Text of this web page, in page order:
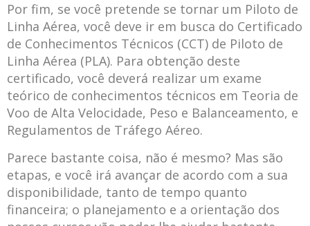
Por fim, se você pretende se tornar um Piloto de
Linha Aérea, você deve ir em busca do Certificado
de Conhecimentos Técnicos (CCT) de Piloto de
Linha Aérea (PLA). Para obtenção deste
certificado, você deverá realizar um exame
teórico de conhecimentos técnicos em Teoria de
Voo de Alta Velocidade, Peso e Balanceamento, e
Regulamentos de Tráfego Aéreo.
Parece bastante coisa, não é mesmo? Mas são
etapas, e você irá avançar de acordo com a sua
disponibilidade, tanto de tempo quanto
financeira; o planejamento e a orientação dos